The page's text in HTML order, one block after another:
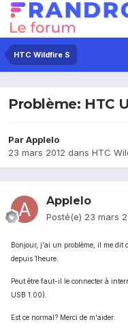
HTC Wildfire S
Problème: HTC
ParApplelo
23 mars 2012 dans HTC
Applelo
Posté(e) 23 mars
Bonjour, j'ai un problème, il me dit
depuis 1heure.
Peut être faut-il le connecter à
USB 1.00).
Est ce normal? Merci de m'aider.